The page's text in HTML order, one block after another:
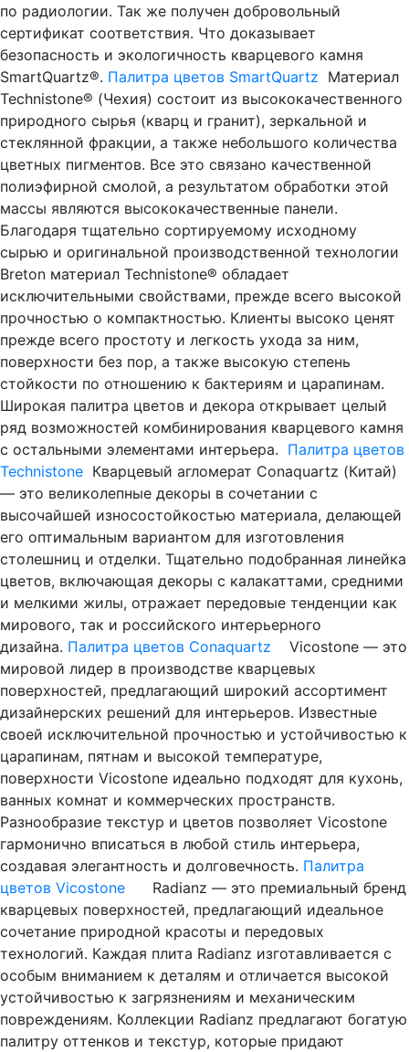
по радиологии. Так же получен добровольный
сертификат соответствия. Что доказывает
безопасность и экологичность кварцевого камня
SmartQuartz®. Палитра цветов SmartQuartz Материал
Technistone® (Чехия) состоит из высококачественного
природного сырья (кварц и гранит), зеркальной и
стеклянной фракции, а также небольшого количества
цветных пигментов. Все это связано качественной
полиэфирной смолой, а результатом обработки этой
массы являются высококачественные панели.
Благодаря тщательно сортируемому исходному
сырью и оригинальной производственной технологии
Breton материал Technistone® обладает
исключительными свойствами, прежде всего высокой
прочностью о компактностью. Клиенты высоко ценят
прежде всего простоту и легкость ухода за ним,
поверхности без пор, а также высокую степень
стойкости по отношению к бактериям и царапинам.
Широкая палитра цветов и декора открывает целый
ряд возможностей комбинирования кварцевого камня
с остальными элементами интерьера. Палитра цветов
Technistone Кварцевый агломерат Conaquartz (Китай)
— это великолепные декоры в сочетании с
высочайшей износостойкостью материала, делающей
его оптимальным вариантом для изготовления
столешниц и отделки. Тщательно подобранная линейка
цветов, включающая декоры с калакаттами, средними
и мелкими жилы, отражает передовые тенденции как
мирового, так и российского интерьерного
дизайна. Палитра цветов Conaquartz
Vicostone — это
мировой лидер в производстве кварцевых
поверхностей, предлагающий широкий ассортимент
дизайнерских решений для интерьеров. Известные
своей исключительной прочностью и устойчивостью к
царапинам, пятнам и высокой температуре,
поверхности Vicostone идеально подходят для кухонь,
ванных комнат и коммерческих пространств.
Разнообразие текстур и цветов позволяет Vicostone
гармонично вписаться в любой стиль интерьера,
создавая элегантность и долговечность. Палитра
цветов Vicostone
Radianz — это премиальный бренд
кварцевых поверхностей, предлагающий идеальное
сочетание природной красоты и передовых
технологий. Каждая плита Radianz изготавливается с
особым вниманием к деталям и отличается высокой
устойчивостью к загрязнениям и механическим
повреждениям. Коллекции Radianz предлагают богатую
палитру оттенков и текстур, которые придают